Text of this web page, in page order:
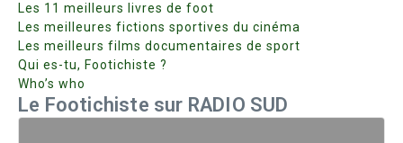
Les 11 meilleurs livres de foot
Les meilleures fictions sportives du cinéma
Les meilleurs films documentaires de sport
Qui es-tu, Footichiste ?
Who’s who
Le Footichiste sur RADIO SUD